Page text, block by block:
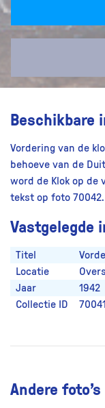
Beschikbare
Vordering van de
behoeve van de
word de Klok op de
tekst op foto 70042.
Vastgelegde
Titel
Locatie
Jaar
1942
Collectie ID
70041
Andere